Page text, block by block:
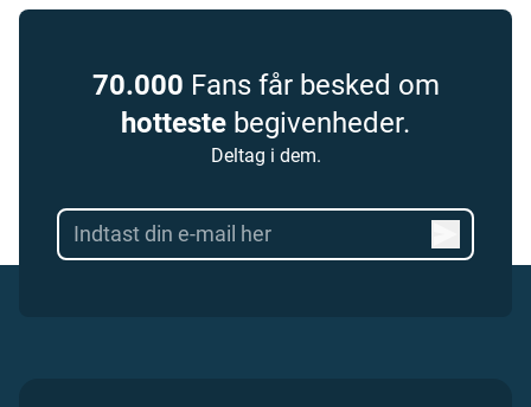
70.000 Fans får besked om
hotteste begivenheder.
Deltag i dem.